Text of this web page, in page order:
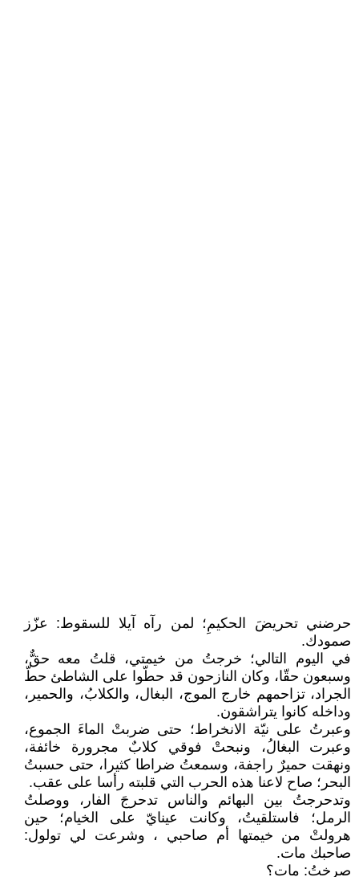
حرضني تحريضَ الحكيمِ؛ لمن رآه آيلا للسقوط: عزّز
صمودك.
في اليوم التالي؛ خرجتُ من خيمتي، قلتُ معه حقٌّ،
وسبعون حقّا، وكان النازحون قد حطّوا على الشاطئ حطّ
الجراد، تزاحمهم خارج الموج، البغال، والكلابُ، والحمير،
وداخله كانوا يتراشقون.
وعبرتُ على نيّة الانخراط؛ حتى ضربتْ الماءَ الجموع،
وعبرت البغالُ، ونبحتْ فوقي كلابٌ مجرورة خائفة،
ونهقت حميرٌ راجفة، وسمعتُ ضراطا كثيرا، حتى حسبتُ
البحر؛ صاح لاعنا هذه الحرب التي قلبته رأسا على عقب.
وتدحرجتُ بين البهائم والناس تدحرجَ الفار، ووصلتُ
الرمل؛ فاستلقيتُ، وكانت عينايّ على الخيام؛ حين
هرولتْ من خيمتها أم صاحبي ، وشرعت لي تولول:
صاحبك مات.
صرختُ: مات؟